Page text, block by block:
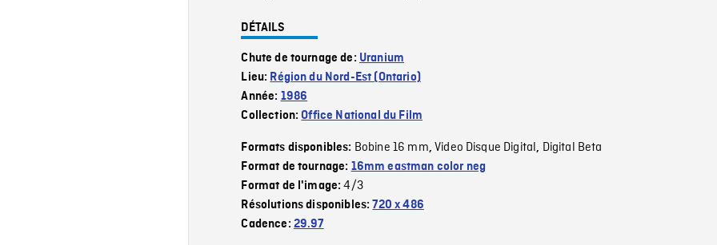
DÉTAILS
Chute de tournage de: Uranium
Lieu: Région du Nord-Est (Ontario)
Année: 1986
Collection:Office National du Film
Formats disponibles: Bobine 16 mm,Video Disque Digital, Digital Beta
Format de tournage: 16mm eastman color neg
Format de l'image:4/3
Résolutions disponibles:720 x 486
Cadence: 29.97